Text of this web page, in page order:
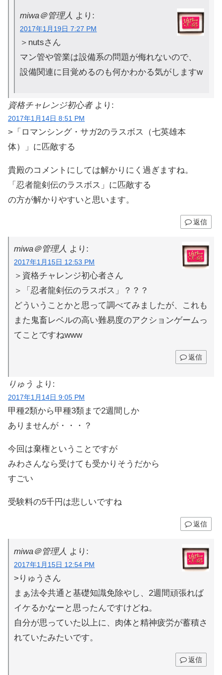
miwa＠管理人 より:
2017年1月19日 7:27 PM
＞nutsさん
マン管や管業は設備系の問題が侮れないので、
設備関連に目覚めるのも何かわかる気がしますw
資格チャレンジ初心者 より:
2017年1月14日 8:51 PM
>「ロマンシング・サガ2のラスボス（七英雄本
体）」に匹敵する
貴殿のコメントにしては解かりにく過ぎますね。
「忍者龍剣伝のラスボス」に匹敵する
の方が解かりやすいと思います。
返信
miwa＠管理人 より:
2017年1月15日 12:53 PM
＞資格チャレンジ初心者さん
＞「忍者龍剣伝のラスボス」？？？
どういうことかと思って調べてみましたが、これも
また鬼畜レベルの高い難易度のアクションゲームっ
てことですねwww
返信
りゅう より:
2017年1月14日 9:05 PM
甲種2類から甲種3類まで2週間しか
ありませんが・・・？
今回は棄権ということですが
みわさんなら受けても受かりそうだから
すごい
受験料の5千円は悲しいですね
返信
miwa＠管理人 より:
2017年1月15日 12:54 PM
>りゅうさん
まぁ法令共通と基礎知識免除やし、2週間頑張れば
イケるかなーと思ったんですけどね。
自分が思っていた以上に、肉体と精神疲労が蓄積さ
れていたみたいです。
返信